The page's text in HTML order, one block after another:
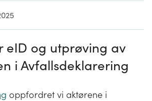
eID og utprøving av
i Avfallsdeklarering
oppfordret vi aktørene i